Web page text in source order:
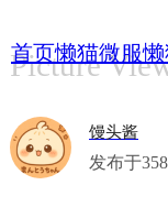
首页懒猫微服
Picture
馒头酱
发布于